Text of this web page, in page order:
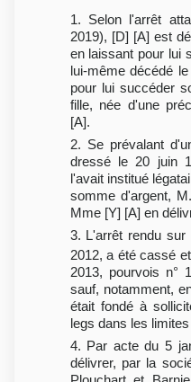
1. Selon l'arrêt
2019), [D] [A] est
en laissant pour lui
lui-même décédé
pour lui succéder
fille, née d'une
[A].
2. Se prévalant
dressé le 20 juin
l'avait institué
somme d'argent,
Mme [Y] [A] en
3. L'arrêt rendu
2012, a été cassé
2013, pourvois n°
sauf, notamment,
était fondé à
legs dans les
4. Par acte du 5
délivrer, par la